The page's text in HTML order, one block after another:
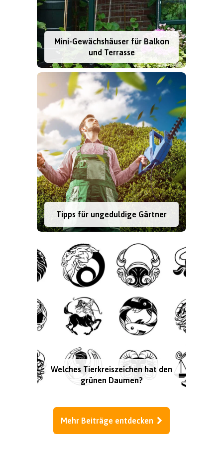
Mini-Gewächshäuser für Balkon
und Terrasse
Tipps für ungeduldige Gärtner
Welches Tierkreiszeichen hat den
grünen Daumen?
Mehr Beiträge entdecken